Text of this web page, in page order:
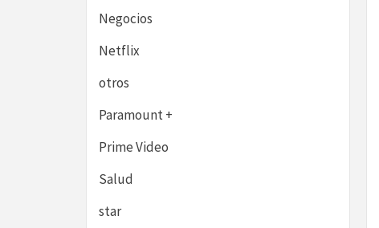
Negocios
Netflix
otros
Paramount +
Prime Video
Salud
star